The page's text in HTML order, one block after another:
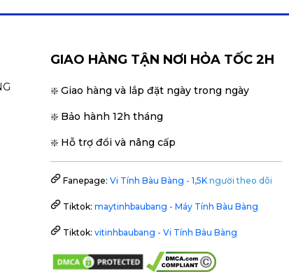
GIAO HÀNG TẬN NƠI HỎA TỐC 2H
❇️ Giao hàng và lắp đặt ngày trong ngày
❇️ Bảo hành 12h tháng
❇️ Hỗ trợ đổi và nâng cấp
Fanepage: Vi Tính Bàu Bàng - 1,5K người theo dõi
Tiktok: maytinhbaubang - Máy Tính Bàu Bàng
Tiktok: vitinhbaubang - Vi Tính Bàu Bàng